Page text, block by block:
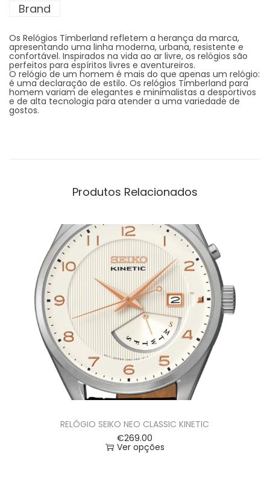
Brand
Os Relógios Timberland refletem a herança da marca,
apresentando uma linha moderna, urbana, resistente e
confortável. Inspirados na vida ao ar livre, os relógios são
perfeitos para espíritos livres e aventureiros.
O relógio de um homem é mais do que apenas um relógio:
é uma declaração de estilo. Os relógios Timberland para
homem variam de elegantes e minimalistas a desportivos
e de alta tecnologia para atender a uma variedade de
gostos.
Produtos Relacionados
RELÓGIO SEIKO NEO CLASSIC KINETIC
€269.00
Ver opções